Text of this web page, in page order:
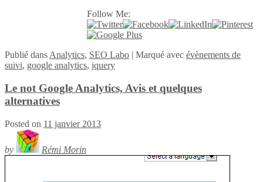
Follow Me:
Publié dans Analytics, SEO Labo | Marqué avec évènements de
suivi, google analytics, jquery
Le not Google Analytics, Avis et quelques
alternatives
Posted on 11 janvier 2013
by Rémi Morin